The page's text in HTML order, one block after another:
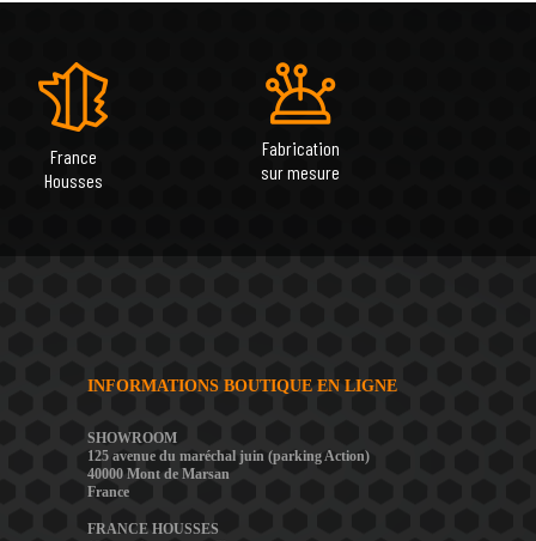
France
Housses
Fabrication
sur mesure
INFORMATIONS BOUTIQUE EN LIGNE
SHOWROOM
125 avenue du maréchal juin (parking Action)
40000 Mont de Marsan
France
FRANCE HOUSSES